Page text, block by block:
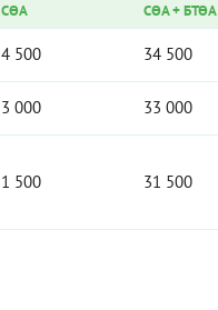
СӨА
СӨА+БТӨА
4 500 34 500
3 000 33 000
1 500 31 500